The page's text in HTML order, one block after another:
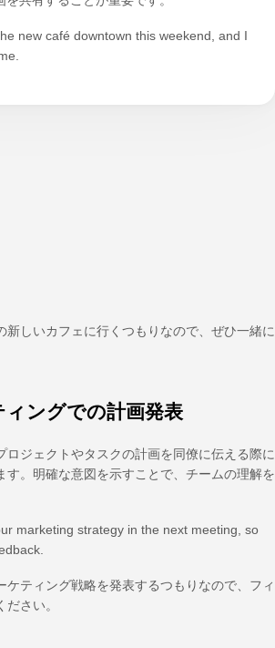
new café downtown this weekend, and I
新しいカフェに行くつもりなので、ぜひ一緒に
ィングでの計画発表
ロジェクトやタスクの計画を同僚に伝える際に
す。明確な意図を示すことで、チームの理解を
marketing strategy in the next meeting, so
ケティング戦略を発表するつもりなので、フィ
さい。